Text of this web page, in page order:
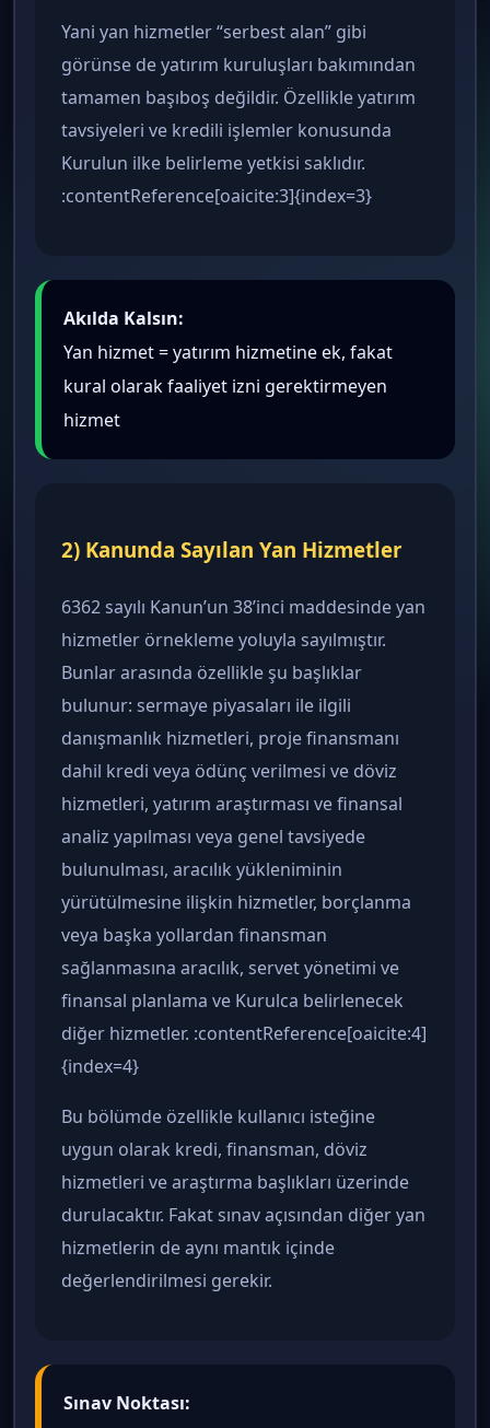
Yani yan hizmetler “serbest alan” gibi
görünse de yatırım kuruluşları bakımından
tamamen başıboş değildir. Özellikle yatırım
tavsiyeleri ve kredili işlemler konusunda
Kurulun ilke belirleme yetkisi saklıdır.
:contentReference[oaicite:3]{index=3}
Akılda Kalsın:
Yan hizmet = yatırım hizmetine ek, fakat
kural olarak faaliyet izni gerektirmeyen
hizmet
2) Kanunda Sayılan Yan Hizmetler
6362 sayılı Kanun’un 38’inci maddesinde yan
hizmetler örnekleme yoluyla sayılmıştır.
Bunlar arasında özellikle şu başlıklar
bulunur: sermaye piyasaları ile ilgili
danışmanlık hizmetleri, proje finansmanı
dahil kredi veya ödünç verilmesi ve döviz
hizmetleri, yatırım araştırması ve finansal
analiz yapılması veya genel tavsiyede
bulunulması, aracılık yükleniminin
yürütülmesine ilişkin hizmetler, borçlanma
veya başka yollardan finansman
sağlanmasına aracılık, servet yönetimi ve
finansal planlama ve Kurulca belirlenecek
diğer hizmetler. :contentReference[oaicite:4]
{index=4}
Bu bölümde özellikle kullanıcı isteğine
uygun olarak kredi, finansman, döviz
hizmetleri ve araştırma başlıkları üzerinde
durulacaktır. Fakat sınav açısından diğer yan
hizmetlerin de aynı mantık içinde
değerlendirilmesi gerekir.
Sınav Noktası: